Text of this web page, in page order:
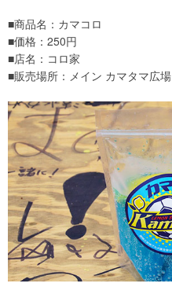
■商品名：カマコロ
■価格：250円
■店名：コロ家
■販売場所：メイン カマタマ広場